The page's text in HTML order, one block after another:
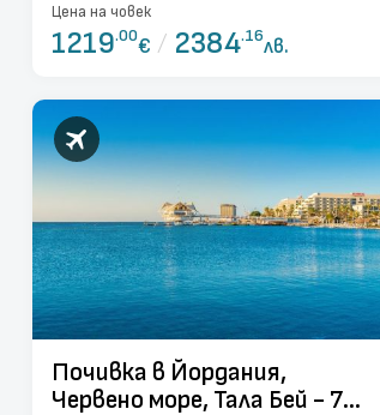
Цена на човек
1219.00€ / 2384.16лв.
Почивка в Йордания,
Червено море, Тала Бей - 7